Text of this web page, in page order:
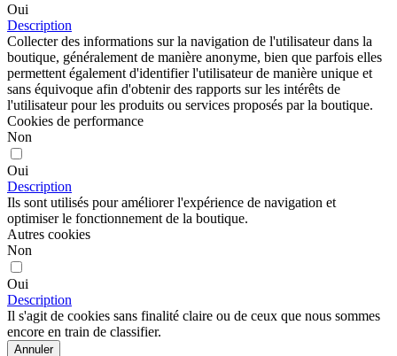
Oui
Description
Collecter des informations sur la navigation de l'utilisateur dans la
boutique, généralement de manière anonyme, bien que parfois elles
permettent également d'identifier l'utilisateur de manière unique et
sans équivoque afin d'obtenir des rapports sur les intérêts de
l'utilisateur pour les produits ou services proposés par la boutique.
Cookies de performance
Non
Oui
Description
Ils sont utilisés pour améliorer l'expérience de navigation et
optimiser le fonctionnement de la boutique.
Autres cookies
Non
Oui
Description
Il s'agit de cookies sans finalité claire ou de ceux que nous sommes
encore en train de classifier.
Annuler